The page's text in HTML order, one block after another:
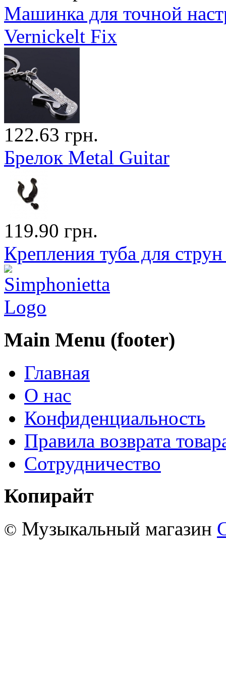
Машинка для точной
Vernickelt Fix
122.63 грн.
Брелок Metal Guitar
119.90 грн.
Крепления туба для
Main Menu (footer)
Главная
О нас
Конфиденциальность
Правила возврата
Сотрудничество
Копирайт
© Музыкальный магазин